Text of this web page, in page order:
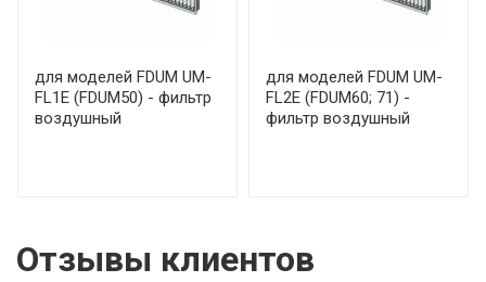
для моделей FDUM UM-
FL1E (FDUM50) - фильтр
воздушный
для моделей FDUM UM-
FL2E (FDUM60; 71) -
фильтр воздушный
Отзывы клиентов